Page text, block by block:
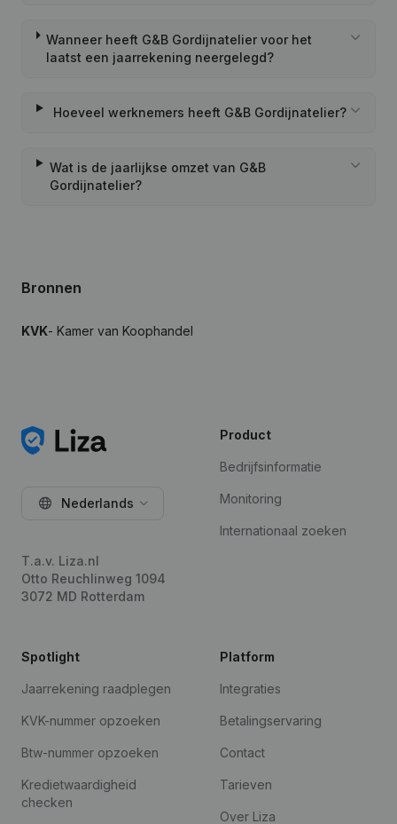
Wanneer heeft G&B Gordijnatelier voor het
laatst een jaarrekening neergelegd?
Hoeveel werknemers heeft G&B Gordijnatelier?
Wat is de jaarlijkse omzet van G&B
Gordijnatelier?
Bronnen
KVK- Kamer van Koophandel
Nederlands
T.a.v. Liza.nl
Otto Reuchlinweg 1094
3072 MD Rotterdam
Product
Bedrijfsinformatie
Monitoring
Internationaal zoeken
Spotlight
Jaarrekening raadplegen
KVK-nummer opzoeken
Btw-nummer opzoeken
Kredietwaardigheid
checken
Platform
Integraties
Betalingservaring
Contact
Tarieven
Over Liza